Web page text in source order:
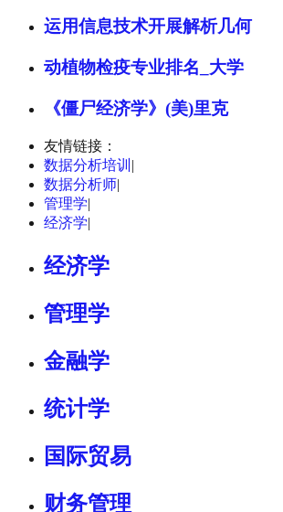
运用信息技术开展解析几何
动植物检疫专业排名_大学
《僵尸经济学》(美)里克
友情链接：
数据分析培训 |
数据分析师|
管理学|
经济学|
经济学
管理学
金融学
统计学
国际贸易
财务管理